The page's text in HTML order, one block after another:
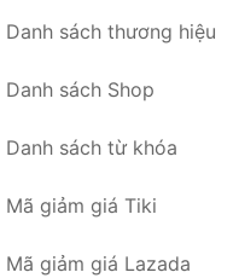
Danh sách thương hiệu
Danh sách Shop
Danh sách từ khóa
Mã giảm giá Tiki
Mã giảm giá Lazada